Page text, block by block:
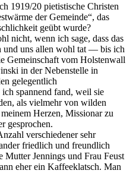
1919/20 pietistische Christen
der Gemeinde , das
geübt wurde?
nicht, wenn ich sage, dass das
und uns allen wohl tat — bis ich
Gemeinschaft vom Holstenwall
in der Nebenstelle in
gelegentlich
spannend fand, weil sie
als vielmehr von wilden
Herzen, Missionar zu
gesprochen.
verschiedener sehr
friedlich und freundlich
Mutter Jennings und Frau Feust
eher ein Kaffeeklatsch. Man